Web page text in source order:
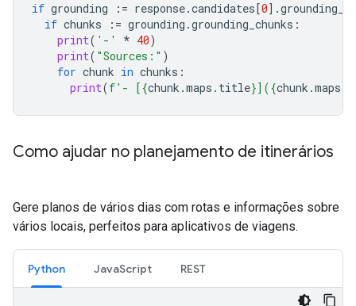
if grounding := response.candidates[0] .
if chunks := grounding .grounding_chunks :
print( '-' * 40)
print( "Sources:" )
for chunk in chunks :
print(f'- [{chunk .maps . title}]({chunk .maps
Como ajudar no planejamento de itinerários
Gere planos de vários dias com rotas e informações sobre
vários locais, perfeitos para aplicativos de viagens.
Python JavaScript REST